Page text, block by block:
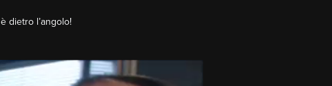
è dietro l’angolo!